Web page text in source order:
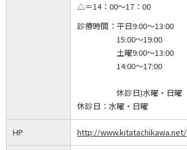
△＝14：00～17：00
診療時間： 平日9:00～13:00
15:00～19:00
土曜9:00～13:00
14:00～17:00
休診日)水曜・日曜
休診日： 水曜・日曜
HP http://www.kitatachikawa.net/